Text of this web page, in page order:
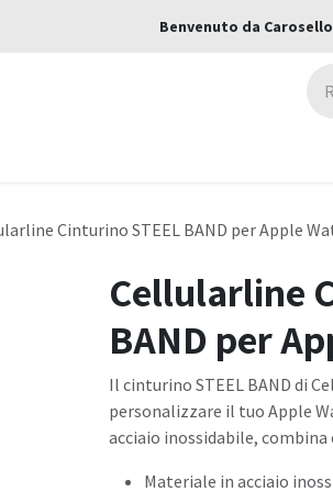
Benvenuto da Carosello
Cinturino STEEL BAND per Apple
Cellularline
BAND per
Il cinturino STEEL BAND di
personalizzare il tuo Apple
acciaio inossidabile,
Materiale in acciaio